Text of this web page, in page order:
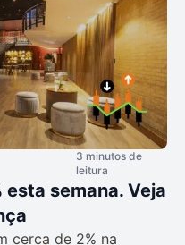
3 minutos de
leitura
esta semana. Veja
cerca de 2% na